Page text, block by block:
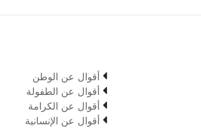
 أقوال عن الوطن
 أقوال عن الطفولة
 أقوال عن الكرامة
 أقوال عن الإنسانية